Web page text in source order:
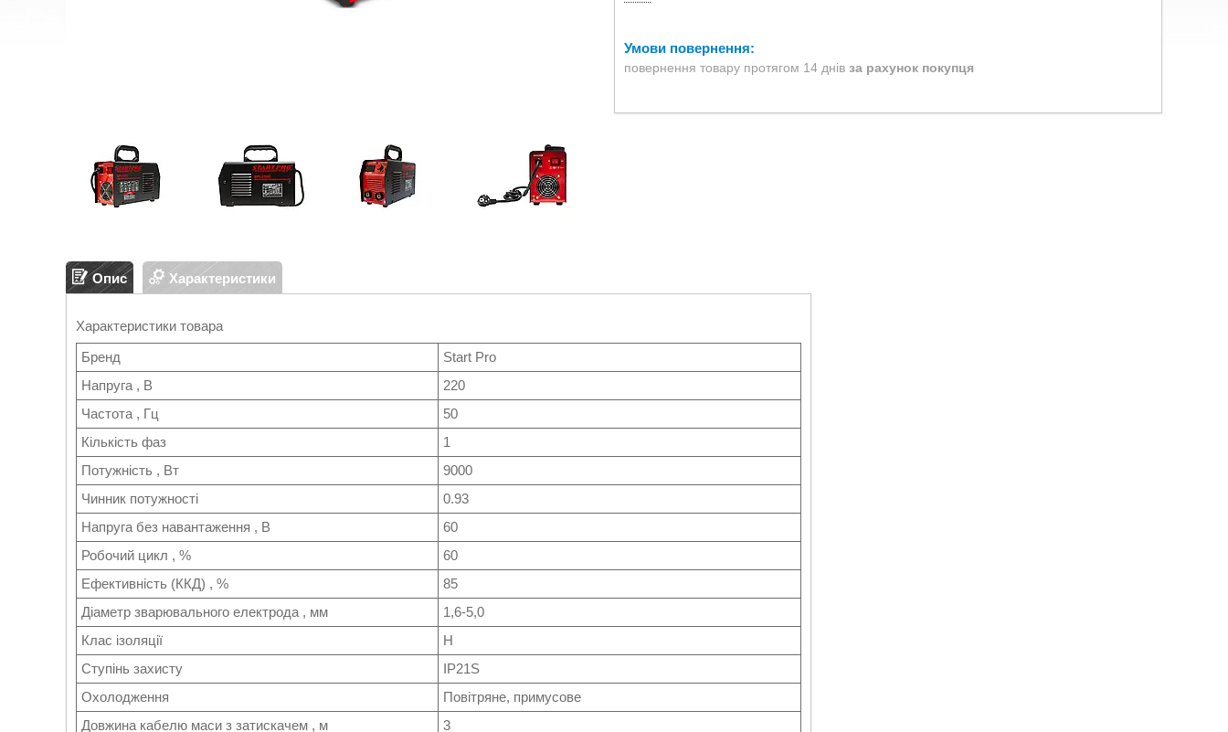
повернення товару протягом 14 днів за рахунок покупця
Опис Характеристики
Характеристики товара
Бренд
Start Pro
Напруга , В
220
Частота , Гц
50
Кількість фаз
1
Потужність , Вт
9000
Чинник потужності
0.93
Напруга без навантаження , В
60
Робочий цикл , %
60
Ефективність (ККД) , %
85
Діаметр зварювального електрода , мм
1,6-5,0
Клас ізоляції
H
Ступінь захисту
IP21S
Охолодження
Повітряне, примусове
Довжина кабелю маси з затискачем , м
3